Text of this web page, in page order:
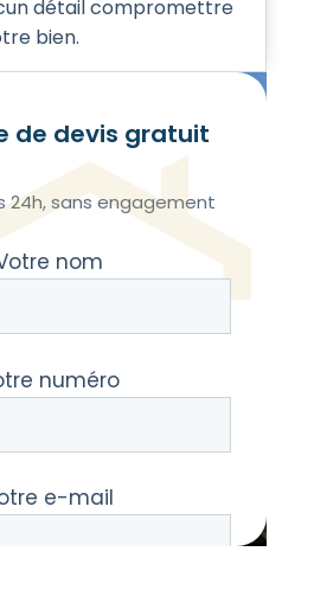
détail compromettre
bien.
de devis gratuit
24h, sans engagement
nom
numéro
e-mail